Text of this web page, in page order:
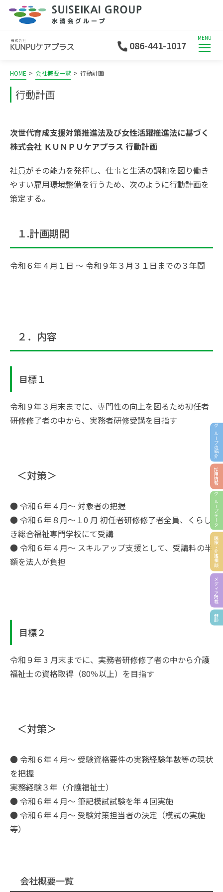
086-441-1017
MENU
グループの紹介
採用情報
グループデータ
医療・介護相談
メディア掲載
健診
会社概要一覧
HOME > 会社概要一覧 > 行動計画
行動計画
次世代育成支援対策推進法及び女性活躍推進法に基づく
株式会社 ＫＵＮＰＵケアプラス 行動計画
社員がその能力を発揮し、仕事と生活の調和を図り働き
やすい雇用環境整備を行うため、次のように行動計画を
策定する。
１.計画期間
令和６年４月１日 ～ 令和９年３月３１日までの３年間
２．内容
目標１
令和９年３月末までに、専門性の向上を図るため初任者
研修修了者の中から、実務者研修受講を目指す
＜対策＞
● 令和６年４月～ 対象者の把握
● 令和６年８月～１0 月 初任者研修修了者全員、くらし
き総合福祉専門学校にて受講
● 令和６年４月～ スキルアップ支援として、受講料の半
額を法人が負担
目標２
令和９年 3 月末までに、実務者研修修了者の中から介護
福祉士の資格取得（80％以上）を目指す
＜対策＞
● 令和６年４月～ 受験資格要件の実務経験年数等の現状
を把握
実務経験３年（介護福祉士）
● 令和６年４月～ 筆記模試試験を年４回実施
● 令和６年４月～ 受験対策担当者の決定（模試の実施
等）